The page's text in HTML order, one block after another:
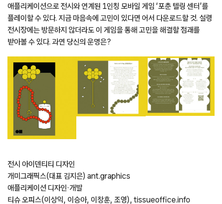
애플리케이션으로 전시와 연계된 1인칭 모바일 게임 ‘포춘 텔링 센터’를
플레이할 수 있다. 지금 마음속에 고민이 있다면 어서 다운로드할 것. 설령
전시장에는 방문하지 않더라도 이 게임을 통해 고민을 해결할 점괘를
받아볼 수 있다. 과연 당신의 운명은?
전시 아이덴티티 디자인
개미그래픽스(대표 김지은) ant.graphics
애플리케이션 디자인·개발
티슈 오피스(이상익, 이승아, 이창훈, 조영), tissueoffice.info